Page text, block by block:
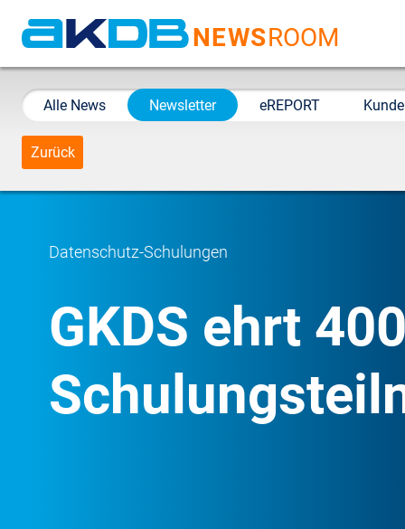
Datenverarbeitung in
NEWSROOM
Alle News Newsletter eREPORT
Zurück
Datenschutz-Schulungen
GKDS ehrt